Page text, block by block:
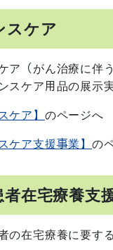
スケア
ア（がん治療に伴
スケア用品の展示
ケア】 のページへ
ケア支援事業】の
在宅療養支
在宅療養に要す